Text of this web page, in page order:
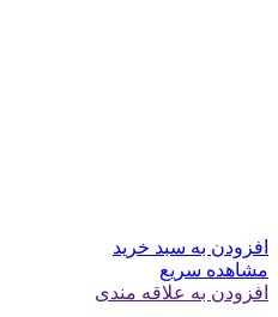
افزودن به سبد خرید
مشاهده سریع
افزودن به علاقه مندی